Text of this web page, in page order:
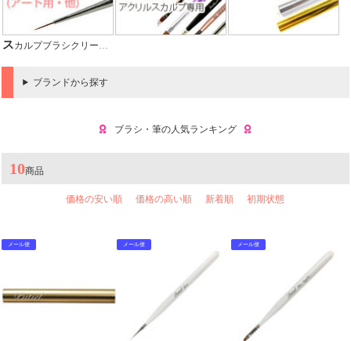
スカルプブラシクリーナー
ブランドから探す
ブラシ・筆の人気ランキング
10商品
価格の安い順 価格の高い順 新着順 初期状態
メール便 メール便 メール便